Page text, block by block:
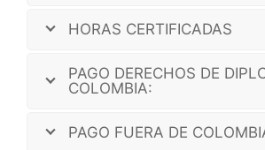
HORAS CERTIFICADAS
PAGO DERECHOS DE
COLOMBIA:
PAGO FUERA DE